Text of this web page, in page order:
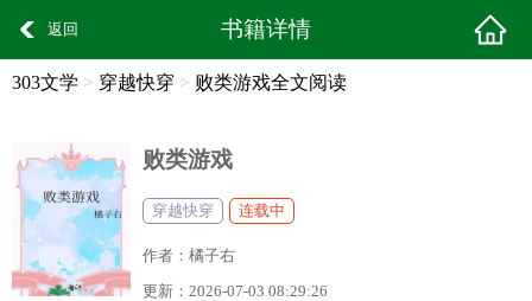
返回 书籍详情
303文学 > 穿越快穿 > 败类游戏全文阅读
败类游戏
穿越快穿 连载中
作者： 橘子右
更新： 2026-07-03 08:29:26